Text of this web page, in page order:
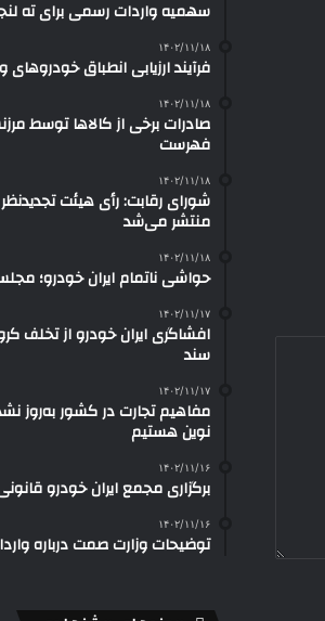
سهمیه واردات رسمی برای ته
۱۴۰۲/۱۱/۱۸
فرآیند ارزیابی انطباق
۱۴۰۲/۱۱/۱۸
صادرات برخی از کالاها توسط
فهرست
۱۴۰۲/۱۱/۱۸
شورای رقابت: رأی هیئت تجدیدنظر
منتشر می‌شد
۱۴۰۲/۱۱/۱۸
حواشی ناتمام ایران خودرو؛
۱۴۰۲/۱۱/۱۷
افشاگری ایران خودرو از تخلف
سند
۱۴۰۲/۱۱/۱۷
مفاهیم تجارت در کشور به‌روز
نوین هستیم
۱۴۰۲/۱۱/۱۶
برگزاری مجمع ایران خودرو
۱۴۰۲/۱۱/۱۶
توضیحات وزارت صمت درباره